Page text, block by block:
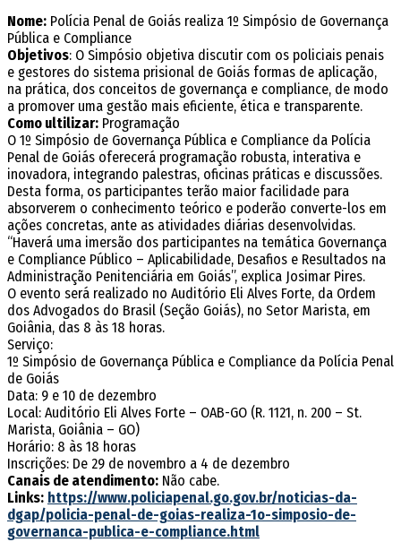
Nome: Polícia Penal de Goiás realiza 1º Simpósio de Governança
Pública e Compliance
Objetivos: O Simpósio objetiva discutir com os policiais penais
e gestores do sistema prisional de Goiás formas de aplicação,
na prática, dos conceitos de governança e compliance, de modo
a promover uma gestão mais eficiente, ética e transparente.
Como ultilizar: Programação
O 1º Simpósio de Governança Pública e Compliance da Polícia
Penal de Goiás oferecerá programação robusta, interativa e
inovadora, integrando palestras, oficinas práticas e discussões.
Desta forma, os participantes terão maior facilidade para
absorverem o conhecimento teórico e poderão converte-los em
ações concretas, ante as atividades diárias desenvolvidas.
“Haverá uma imersão dos participantes na temática Governança
e Compliance Público – Aplicabilidade, Desafios e Resultados na
Administração Penitenciária em Goiás”, explica Josimar Pires.
O evento será realizado no Auditório Eli Alves Forte, da Ordem
dos Advogados do Brasil (Seção Goiás), no Setor Marista, em
Goiânia, das 8 às 18 horas.
Serviço:
1º Simpósio de Governança Pública e Compliance da Polícia Penal
de Goiás
Data: 9 e 10 de dezembro
Local: Auditório Eli Alves Forte – OAB-GO (R. 1121, n. 200 – St.
Marista, Goiânia – GO)
Horário: 8 às 18 horas
Inscrições: De 29 de novembro a 4 de dezembro
Canais de atendimento: Não cabe.
Links: https://www.policiapenal.go.gov.br/noticias-da-
dgap/policia-penal-de-goias-realiza-1o-simposio-de-
governanca-publica-e-compliance.html